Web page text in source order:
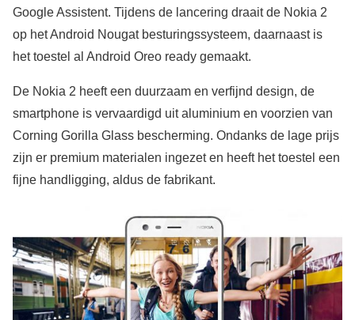
Google Assistent. Tijdens de lancering draait de Nokia 2
op het Android Nougat besturingssysteem, daarnaast is
het toestel al Android Oreo ready gemaakt.
De Nokia 2 heeft een duurzaam en verfijnd design, de
smartphone is vervaardigd uit aluminium en voorzien van
Corning Gorilla Glass bescherming. Ondanks de lage prijs
zijn er premium materialen ingezet en heeft het toestel een
fijne handligging, aldus de fabrikant.